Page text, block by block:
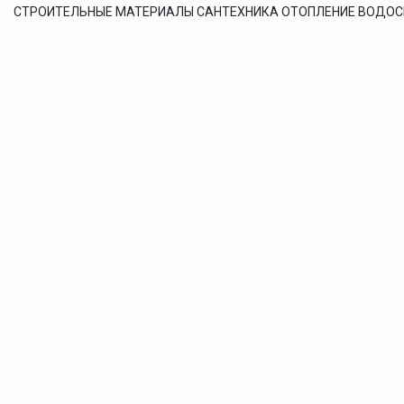
СТРОИТЕЛЬНЫЕ МАТЕРИАЛЫ САНТЕХНИКА ОТОПЛЕНИЕ